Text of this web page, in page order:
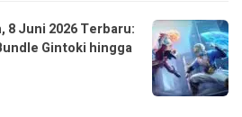
8 Juni 2026 Terbaru:
Gintoki hingga